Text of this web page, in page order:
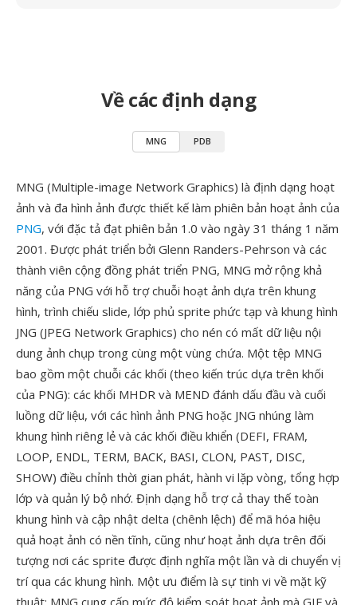
Về các định dạng
MNG PDB
MNG (Multiple-image Network Graphics) là định dạng hoạt
ảnh và đa hình ảnh được thiết kế làm phiên bản hoạt ảnh của
PNG, với đặc tả đạt phiên bản 1.0 vào ngày 31 tháng 1 năm
2001. Được phát triển bởi Glenn Randers-Pehrson và các
thành viên cộng đồng phát triển PNG, MNG mở rộng khả
năng của PNG với hỗ trợ chuỗi hoạt ảnh dựa trên khung
hình, trình chiếu slide, lớp phủ sprite phức tạp và khung hình
JNG (JPEG Network Graphics) cho nén có mất dữ liệu nội
dung ảnh chụp trong cùng một vùng chứa. Một tệp MNG
bao gồm một chuỗi các khối (theo kiến trúc dựa trên khối
của PNG): các khối MHDR và MEND đánh dấu đầu và cuối
luồng dữ liệu, với các hình ảnh PNG hoặc JNG nhúng làm
khung hình riêng lẻ và các khối điều khiển (DEFI, FRAM,
LOOP, ENDL, TERM, BACK, BASI, CLON, PAST, DISC,
SHOW) điều chỉnh thời gian phát, hành vi lặp vòng, tổng hợp
lớp và quản lý bộ nhớ. Định dạng hỗ trợ cả thay thế toàn
khung hình và cập nhật delta (chênh lệch) để mã hóa hiệu
quả hoạt ảnh có nền tĩnh, cũng như hoạt ảnh dựa trên đối
tượng nơi các sprite được định nghĩa một lần và di chuyển vị
trí qua các khung hình. Một ưu điểm là sự tinh vi về mặt kỹ
thuật: MNG cung cấp mức độ kiểm soát hoạt ảnh mà GIF và